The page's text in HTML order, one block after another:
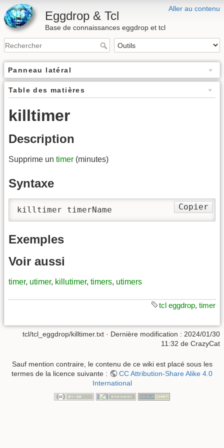
Aller au contenu
Eggdrop & Tcl
Base de connaissances eggdrop et tcl
Panneau latéral
Table des matières
killtimer
Description
Supprime un timer (minutes)
Syntaxe
killtimer timerName Copier
Exemples
Voir aussi
timer, utimer, killutimer, timers, utimers
tcl eggdrop, timer
tcl/tcl_eggdrop/killtimer.txt · Dernière modification : 2024/01/30
11:32 de CrazyCat
Sauf mention contraire, le contenu de ce wiki est placé sous les
termes de la licence suivante :
CC Attribution-Share Alike 4.0
International